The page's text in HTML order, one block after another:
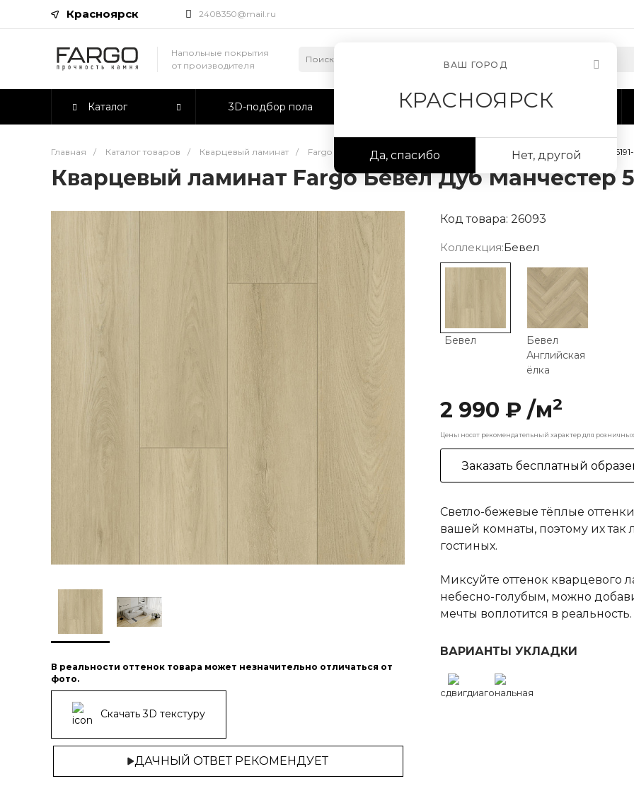
Красноярск
ВАШ ГОРОД
КРАСНОЯРСК
Да, спасибо Нет, другой
2408350@mail.ru
Напольные покрытия
от производителя
Каталог 3D-подбор пола Сотрудничество Информация
Главная / Каталог товаров / Кварцевый ламинат / Fargo Бевел / Кварцевый ламинат Fargo Бевел Дуб Манчестер 50-
Кварцевый ламинат Fargo Бевел Дуб Манчестер
В реальности оттенок товара может незначительно отличаться от
фото.
Скачать 3D текстуру
ДАЧНЫЙ ОТВЕТ РЕКОМЕНДУЕТ
Код товара: 26093
Коллекция:Бевел
Бевел
Бевел
Английская
ёлка
2 990 ₽ /м2
Цены носят рекомендательный характер для розничных
Заказать бесплатный
Светло-бежевые тёплые
вашей комнаты, поэтому их
гостиных.
Миксуйте оттенок кварцевого
небесно-голубым, можно
мечты воплотится в реальность.
ВАРИАНТЫ УКЛАДКИ
сдвигдиагональная